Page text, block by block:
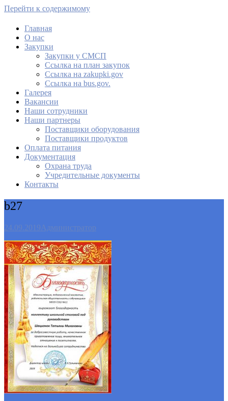
Перейти к содержимому
МАУ Комбинат питания
Главная
О нас
Закупки
Закупки у СМСП
Cсылка на план закупок
Cсылка на zakupki.gov
Ссылка на bus.gov.
Галерея
Вакансии
Наши сотрудники
Наши партнеры
Поставщики оборудования
Поставщики продуктов
Оплата питания
Документация
Охрана труда
Учредительные документы
Контакты
b27
24.09.2019 Администратор